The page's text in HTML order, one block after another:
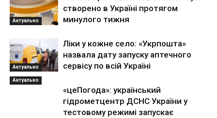
Актуально
створено в Україні протягом
минулого тижня
Актуально
Ліки у кожне село: «Укрпошта»
назвала дату запуску аптечного
сервісу по всій Україні
Актуально
«цеПогода»: український
гідрометцентр ДСНС України у
тестовому режимі запускає